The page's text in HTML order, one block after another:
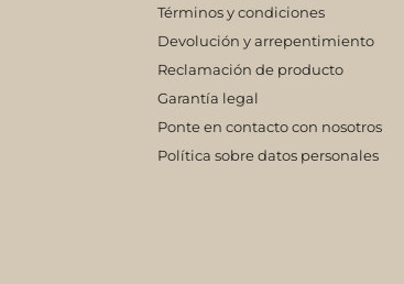
Términos y condiciones
Devolución y arrepentimiento
Reclamación de producto
Garantía legal
Ponte en contacto con nosotros
Política sobre datos personales